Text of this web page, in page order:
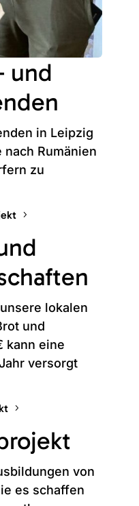
und
in Leipzig
Rumänien
zu
lokalen
und
kann eine
versorgt
von
es schaffen